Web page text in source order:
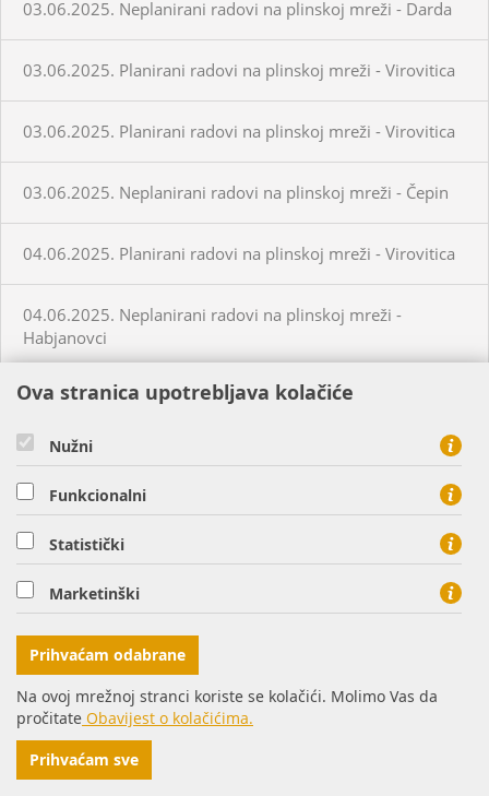
03.06.2025. Neplanirani radovi na plinskoj mreži - Darda
03.06.2025. Planirani radovi na plinskoj mreži - Virovitica
03.06.2025. Planirani radovi na plinskoj mreži - Virovitica
03.06.2025. Neplanirani radovi na plinskoj mreži - Čepin
04.06.2025. Planirani radovi na plinskoj mreži - Virovitica
04.06.2025. Neplanirani radovi na plinskoj mreži -
Habjanovci
05.06.2025. Planirani radovi na plinskoj mreži - Daruvar
05.06.2025. Planirani radovi na plinskoj mreži - Virovitica
05.06.2025. Planirani radovi na plinskoj mreži - Virovitica
05.06.2025. Planirani radovi na plinskoj mreži - Virovitica
05.06.2025. Neplanirani radovi na plinskoj mreži -
Virovitica
05.06.2025. Neplanirani radovi na plinskoj mreži -
Ordanja
Ova stranica upotrebljava kolačiće
Nužni
Funkcionalni
Statistički
Marketinški
Prihvaćam odabrane
Na ovoj mrežnoj stranci koriste se kolačići. Molimo Vas da
pročitate Obavijest o kolačićima.
Prihvaćam sve